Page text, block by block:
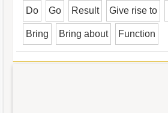
Do Go Result Give rise to
Bring Bring about Function